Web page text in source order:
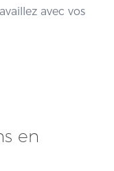
avec vos
en